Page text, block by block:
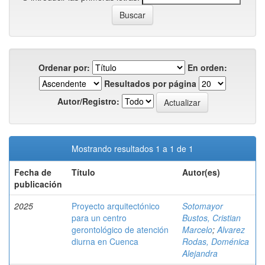
Ordenar por:
En orden:
Resultados por página
Autor/Registro:
Mostrando resultados 1 a 1 de 1
Fecha de
publicación
Título Autor(es)
2025
Proyecto arquitectónico
para un centro
gerontológico de atención
diurna en Cuenca
Sotomayor
Bustos, Cristian
Marcelo;Alvarez
Rodas, Doménica
Alejandra